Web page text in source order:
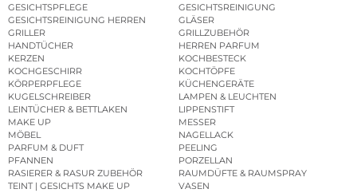
GESICHTSPFLEGE
GESICHTSREINIGUNG
GESICHTSREINIGUNG HERREN
GLÄSER
GRILLER
GRILLZUBEHÖR
HANDTÜCHER
HERREN PARFUM
KERZEN
KOCHBESTECK
KOCHGESCHIRR
KOCHTÖPFE
KÖRPERPFLEGE
KÜCHENGERÄTE
KUGELSCHREIBER
LAMPEN & LEUCHTEN
LEINTÜCHER & BETTLAKEN
LIPPENSTIFT
MAKE UP
MESSER
MÖBEL
NAGELLACK
PARFUM & DUFT
PEELING
PFANNEN
PORZELLAN
RASIERER & RASUR ZUBEHÖR
RAUMDÜFTE & RAUMSPRAY
TEINT | GESICHTS MAKE UP
VASEN